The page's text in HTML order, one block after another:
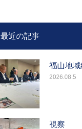
最近の記事
福山地
2026.08.5
視察